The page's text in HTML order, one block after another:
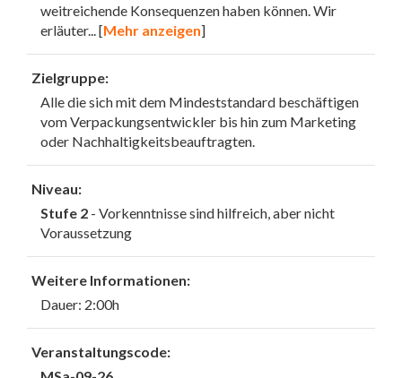
weitreichende Konsequenzen haben können. Wir
erläuter... [Mehr anzeigen]
Zielgruppe:
Alle die sich mit dem Mindeststandard beschäftigen
vom Verpackungsentwickler bis hin zum Marketing
oder Nachhaltigkeitsbeauftragten.
Niveau:
Stufe 2 - Vorkenntnisse sind hilfreich, aber nicht
Voraussetzung
Weitere Informationen:
Dauer: 2:00h
Veranstaltungscode: